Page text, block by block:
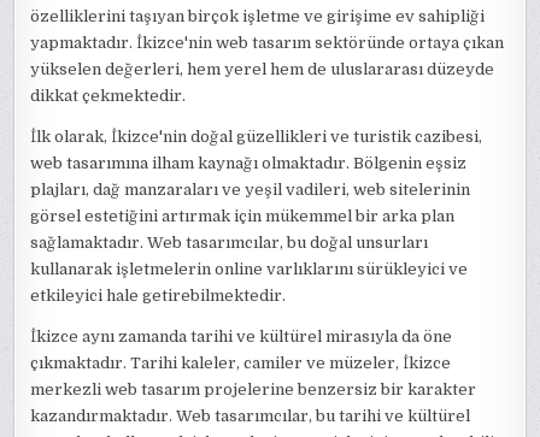
özelliklerini taşıyan birçok işletme ve girişime ev sahipliği
yapmaktadır. İkizce'nin web tasarım sektöründe ortaya çıkan
yükselen değerleri, hem yerel hem de uluslararası düzeyde
dikkat çekmektedir.
İlk olarak, İkizce'nin doğal güzellikleri ve turistik cazibesi,
web tasarımına ilham kaynağı olmaktadır. Bölgenin eşsiz
plajları, dağ manzaraları ve yeşil vadileri, web sitelerinin
görsel estetiğini artırmak için mükemmel bir arka plan
sağlamaktadır. Web tasarımcılar, bu doğal unsurları
kullanarak işletmelerin online varlıklarını sürükleyici ve
etkileyici hale getirebilmektedir.
İkizce aynı zamanda tarihi ve kültürel mirasıyla da öne
çıkmaktadır. Tarihi kaleler, camiler ve müzeler, İkizce
merkezli web tasarım projelerine benzersiz bir karakter
kazandırmaktadır. Web tasarımcılar, bu tarihi ve kültürel